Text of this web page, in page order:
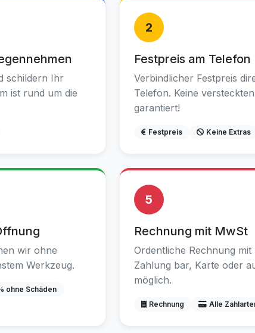
schildern Ihr
ist rund um die
2
Festpreis am Telefon
Verbindlicher Festpreis
Telefon. Keine
garantiert!
Festpreis Keine Extras
wir ohne
Werkzeug.
ohne Schäden
5
Rechnung mit MwSt
Ordentliche Rechnung mit
Zahlung bar, Karte oder
möglich.
Rechnung Alle